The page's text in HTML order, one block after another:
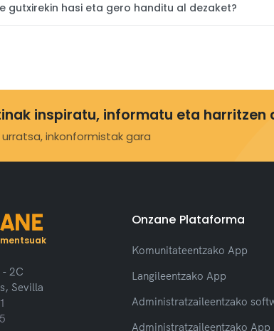
gutxirekin hasi eta gero handitu al dezaket?
inspiratu, informatu eta harritzen
urratsa, inkonformistak gara
- 2C
Sevilla
Onzane Plataforma
Komunitateentzako App
Langileentzako App
Administratzaileentzako
Administratzaileentzako App